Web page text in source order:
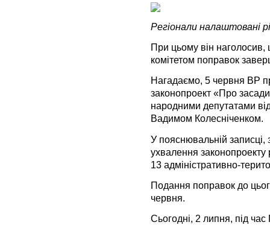
Регіонали налаштовані
При цьому він
комітетом поправок
Нагадаємо, 5 червня ВР
законопроект «Про
народними депутатами від
Вадимом Колесніченком.
У пояснювальній
ухвалення законопроекту
13 адміністративно-
Подання поправок до
червня.
Сьогодні, 2 липня, під